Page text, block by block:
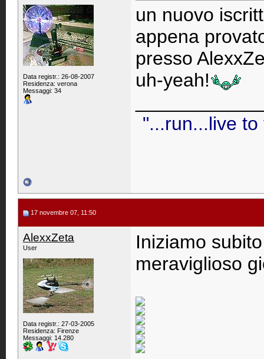
Data registr.: 26-08-2007
Residenza: verona
Messaggi: 34
un nuovo
appena
presso
uh-yeah!
"...run...live
17 novembre 07, 11:50
AlexxZeta
User
Data registr.: 27-03-2005
Residenza: Firenze
Messaggi: 14.280
Iniziamo
meraviglioso